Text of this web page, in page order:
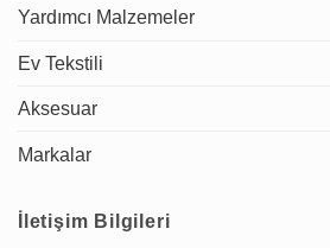
Yardımcı Malzemeler
Ev Tekstili
Aksesuar
Markalar
İletişim Bilgileri